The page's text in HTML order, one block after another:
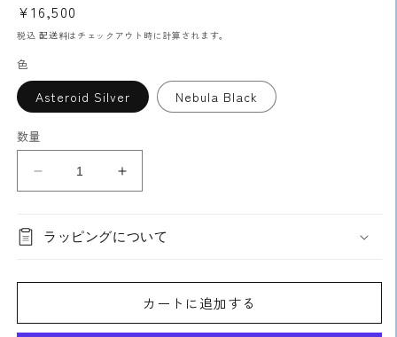
デ
ィ
(1)
を
開
く
通
常
価
格
¥16,500
税込配送料はチェックアウト時に計算されます。
色
Asteroid Silver Nebula Black
数量
ト
ボ
ゲ
ク
ト
ボ
009
ゲ
ラッピングについて
カートに追加する